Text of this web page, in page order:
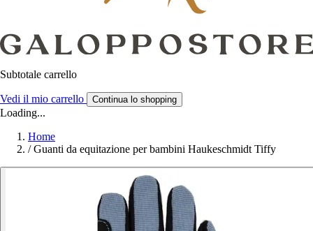
Subtotale carrello
Vedi il mio carrello Continua lo shopping
Loading...
Home
/ Guanti da equitazione per bambini Haukeschmidt Tiffy